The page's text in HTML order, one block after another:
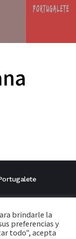
brindarle la
preferencias y
todo", acepta